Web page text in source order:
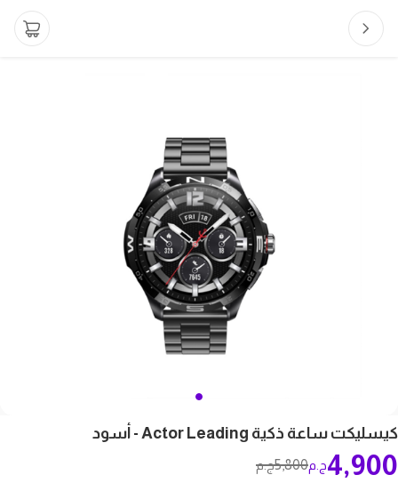
كيسليكت ساعة ذكية Actor Leading - أسود
5,800ج.م 4,900ج.م